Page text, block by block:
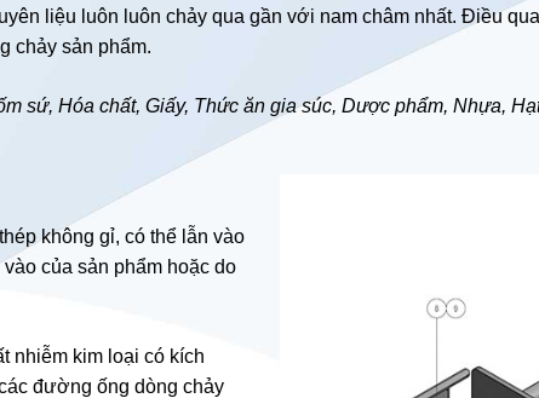
liệu luôn luôn chảy qua gần với nam châm nhất. Điều
chảy sản phẩm.
sứ, Hóa chất, Giấy, Thức ăn gia súc, Dược phẩm, Nhựa,
không gỉ, có thể lẫn vào
của sản phẩm hoặc do
nhiễm kim loại có kích
đường ống dòng chảy